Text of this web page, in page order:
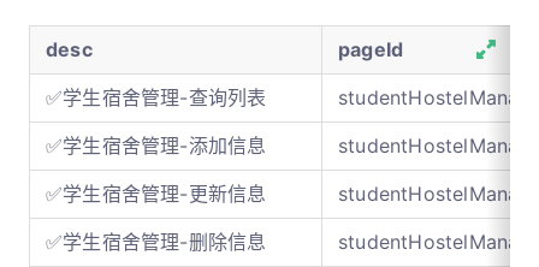
desc
pageId
✅学生宿舍管理-查询列表
✅学生宿舍管理-添加信息
✅学生宿舍管理-更新信息
✅学生宿舍管理-删除信息